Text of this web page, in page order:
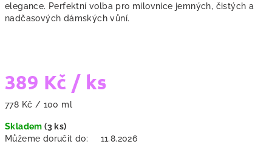
elegance. Perfektní volba pro milovnice jemných, čistých a
nadčasových dámských vůní.
389 Kč / ks
Měrná
778 Kč / 100 ml
Skladem(3 ks)
Můžeme doručit do:
11.8.2026